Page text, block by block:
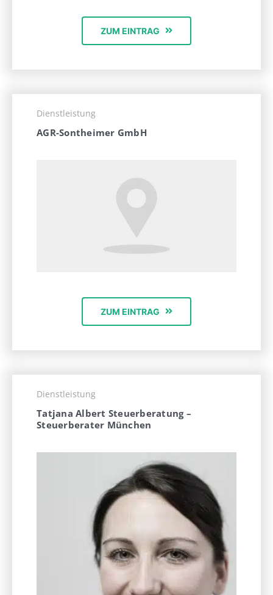
ZUM EINTRAG
Dienstleistung
AGR-Sontheimer GmbH
ZUM EINTRAG
Dienstleistung
Tatjana Albert Steuerberatung –
Steuerberater München